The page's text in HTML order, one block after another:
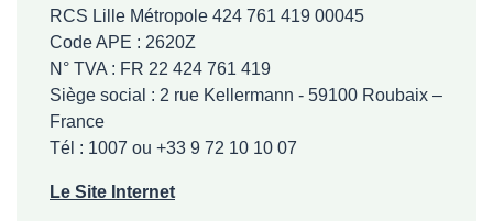
RCS Lille Métropole 424 761 419 00045
Code APE : 2620Z
N° TVA : FR 22 424 761 419
Siège social : 2 rue Kellermann - 59100 Roubaix –
France
Tél : 1007 ou +33 9 72 10 10 07
Le Site Internet